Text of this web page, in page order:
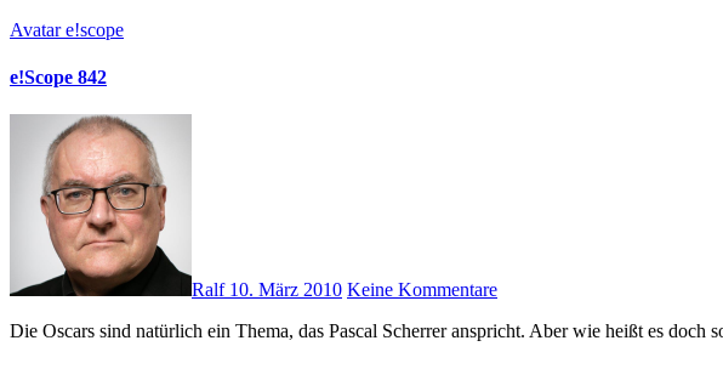
Avatare!scope
e!Scope 842
Ralf 10. März 2010 Keine Kommentare
Die Oscars sind natürlich ein Thema, das Pascal Scherrer anspricht. Aber wie heißt es